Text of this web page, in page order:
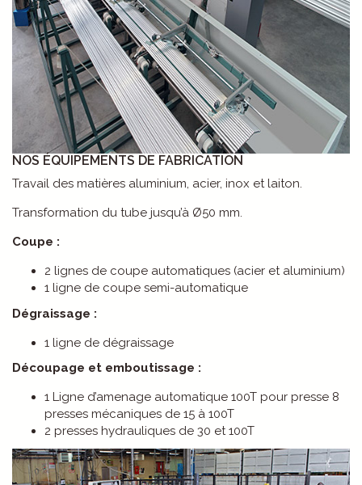
NOS ÉQUIPEMENTS DE FABRICATION
Travail des matières aluminium, acier, inox et laiton.
Transformation du tube jusqu’à Ø50 mm.
Coupe :
2 lignes de coupe automatiques (acier et aluminium)
1 ligne de coupe semi-automatique
Dégraissage :
1 ligne de dégraissage
Découpage et emboutissage :
1 Ligne d’amenage automatique 100T pour presse 8
presses mécaniques de 15 à 100T
2 presses hydrauliques de 30 et 100T